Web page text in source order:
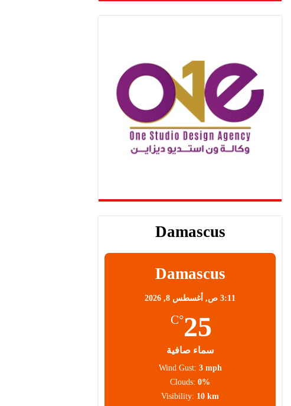
Damascus
Damascus
3:11 ص, أغسطس 8, 2026
25
°C
سماء صافية
Wind Gust: 3 mph
Clouds: 0%
Visibility: 10 km